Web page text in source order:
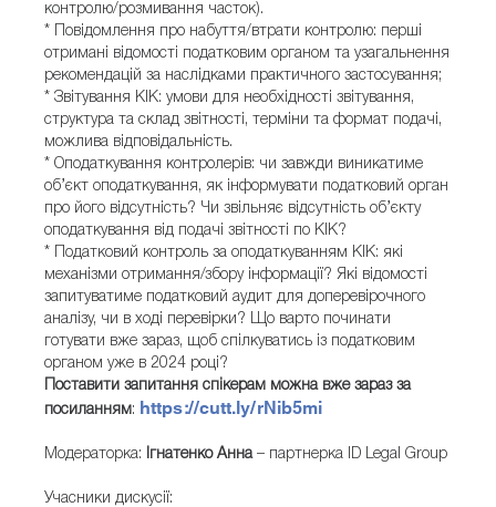
контролю/розмивання часток).
* Повідомлення про набуття/втрати контролю: перші
отримані відомості податковим органом та узагальнення
рекомендацій за наслідками практичного застосування;
* Звітування КІК: умови для необхідності звітування,
структура та склад звітності, терміни та формат подачі,
можлива відповідальність.
* Оподаткування контролерів: чи завжди виникатиме
об’єкт оподаткування, як інформувати податковий орган
про його відсутність? Чи звільняє відсутність об’єкту
оподаткування від подачі звітності по КІК?
* Податковий контроль за оподаткуванням КІК: які
механізми отримання/збору інформації? Які відомості
запитуватиме податковий аудит для доперевірочного
аналізу, чи в ході перевірки? Що варто починати
готувати вже зараз, щоб спілкуватись із податковим
органом уже в 2024 році?
Поставити запитання спікерам можна вже зараз за
посиланням: https://cutt.ly/rNib5mi
Модераторка: Ігнатенко Анна – партнерка ID Legal Group
Учасники дискусії: